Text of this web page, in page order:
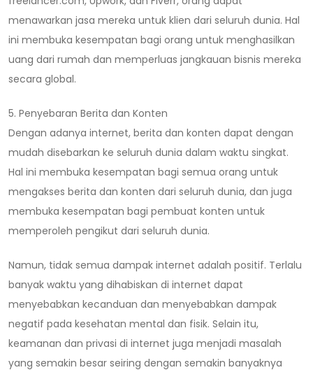
menawarkan jasa mereka untuk klien dari seluruh dunia. Hal
ini membuka kesempatan bagi orang untuk menghasilkan
uang dari rumah dan memperluas jangkauan bisnis mereka
secara global.
5. Penyebaran Berita dan Konten
Dengan adanya internet, berita dan konten dapat dengan
mudah disebarkan ke seluruh dunia dalam waktu singkat.
Hal ini membuka kesempatan bagi semua orang untuk
mengakses berita dan konten dari seluruh dunia, dan juga
membuka kesempatan bagi pembuat konten untuk
memperoleh pengikut dari seluruh dunia.
Namun, tidak semua dampak internet adalah positif. Terlalu
banyak waktu yang dihabiskan di internet dapat
menyebabkan kecanduan dan menyebabkan dampak
negatif pada kesehatan mental dan fisik. Selain itu,
keamanan dan privasi di internet juga menjadi masalah
yang semakin besar seiring dengan semakin banyaknya